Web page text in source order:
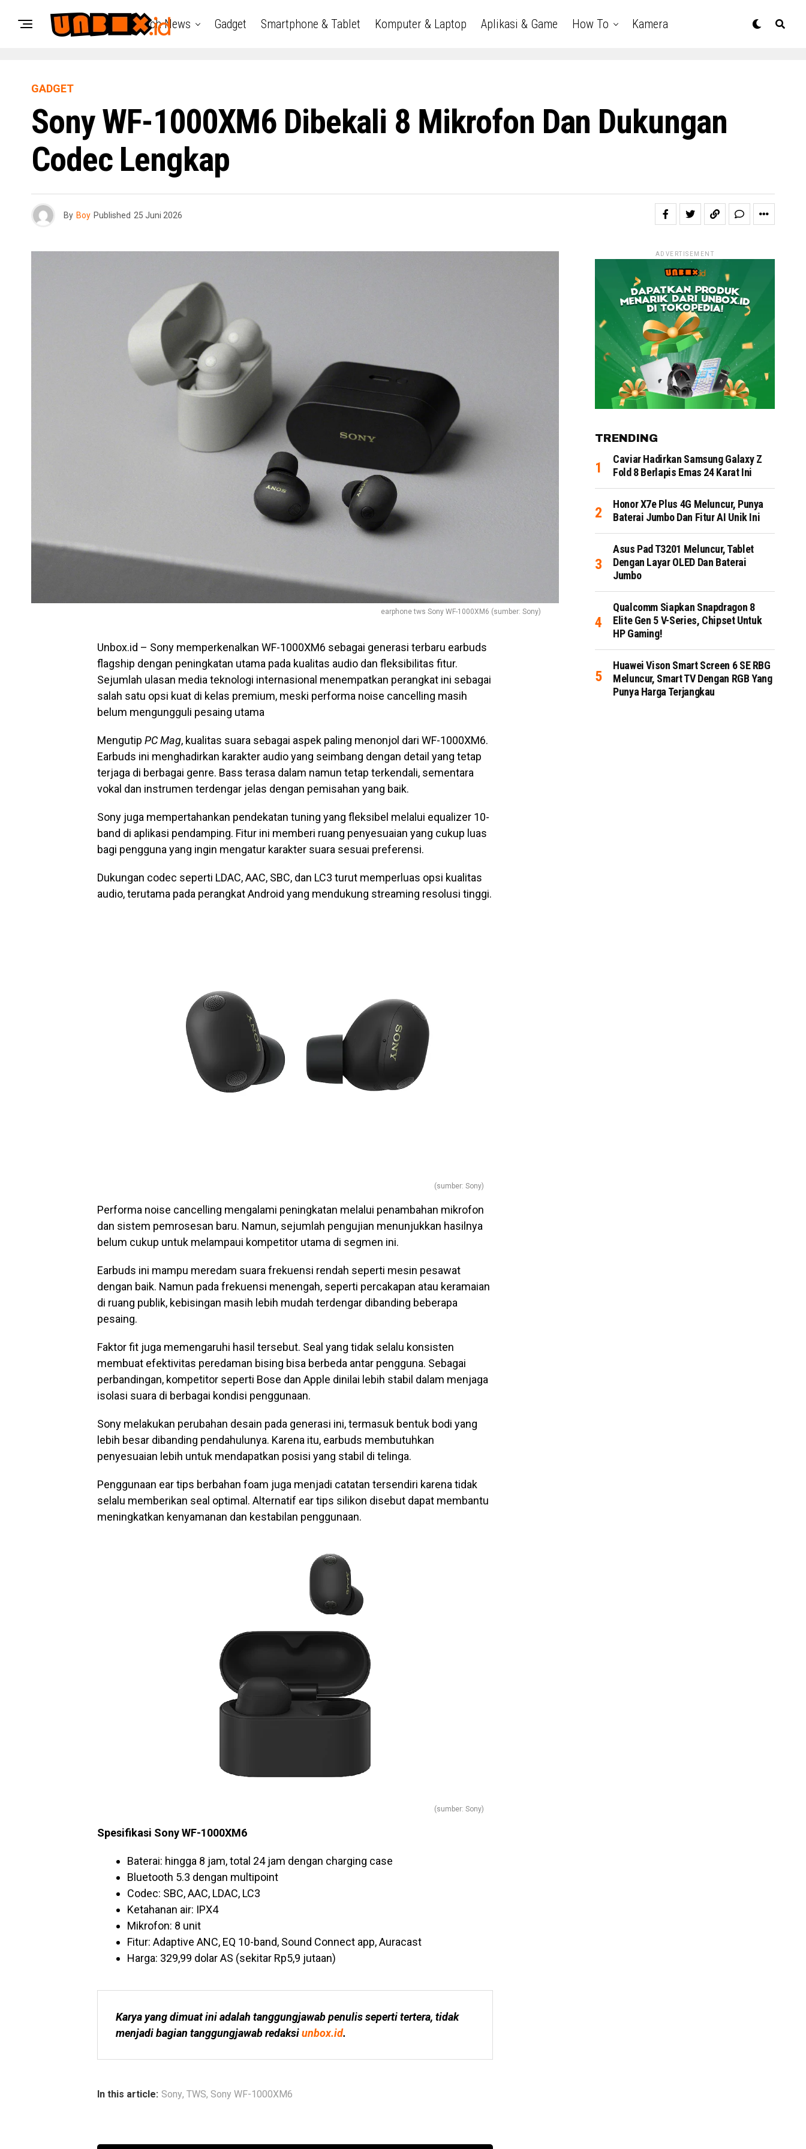
Tech News Gadget Smartphone & Tablet Komputer & Laptop Aplikasi & Game How To Kamera
GADGET
Sony WF-1000XM6 Dibekali 8 Mikrofon Dan Dukungan
Codec Lengkap
By Boy Published 25 Juni 2026
earphone tws Sony WF-1000XM6 (sumber: Sony)
Unbox.id – Sony memperkenalkan WF-1000XM6 sebagai generasi terbaru earbuds
flagship dengan peningkatan utama pada kualitas audio dan fleksibilitas fitur.
Sejumlah ulasan media teknologi internasional menempatkan perangkat ini sebagai
salah satu opsi kuat di kelas premium, meski performa noise cancelling masih
belum mengungguli pesaing utama
Mengutip PC Mag, kualitas suara sebagai aspek paling menonjol dari WF-1000XM6.
Earbuds ini menghadirkan karakter audio yang seimbang dengan detail yang tetap
terjaga di berbagai genre. Bass terasa dalam namun tetap terkendali, sementara
vokal dan instrumen terdengar jelas dengan pemisahan yang baik.
Sony juga mempertahankan pendekatan tuning yang fleksibel melalui equalizer 10-
band di aplikasi pendamping. Fitur ini memberi ruang penyesuaian yang cukup luas
bagi pengguna yang ingin mengatur karakter suara sesuai preferensi.
Dukungan codec seperti LDAC, AAC, SBC, dan LC3 turut memperluas opsi kualitas
audio, terutama pada perangkat Android yang mendukung streaming resolusi tinggi.
(sumber: Sony)
Performa noise cancelling mengalami peningkatan melalui penambahan mikrofon
dan sistem pemrosesan baru. Namun, sejumlah pengujian menunjukkan hasilnya
belum cukup untuk melampaui kompetitor utama di segmen ini.
Earbuds ini mampu meredam suara frekuensi rendah seperti mesin pesawat
dengan baik. Namun pada frekuensi menengah, seperti percakapan atau keramaian
di ruang publik, kebisingan masih lebih mudah terdengar dibanding beberapa
pesaing.
Faktor fit juga memengaruhi hasil tersebut. Seal yang tidak selalu konsisten
membuat efektivitas peredaman bising bisa berbeda antar pengguna. Sebagai
perbandingan, kompetitor seperti Bose dan Apple dinilai lebih stabil dalam menjaga
isolasi suara di berbagai kondisi penggunaan.
Sony melakukan perubahan desain pada generasi ini, termasuk bentuk bodi yang
lebih besar dibanding pendahulunya. Karena itu, earbuds membutuhkan
penyesuaian lebih untuk mendapatkan posisi yang stabil di telinga.
Penggunaan ear tips berbahan foam juga menjadi catatan tersendiri karena tidak
selalu memberikan seal optimal. Alternatif ear tips silikon disebut dapat membantu
meningkatkan kenyamanan dan kestabilan penggunaan.
(sumber: Sony)
Spesifikasi Sony WF-1000XM6
Baterai: hingga 8 jam, total 24 jam dengan charging case
Bluetooth 5.3 dengan multipoint
Codec: SBC, AAC, LDAC, LC3
Ketahanan air: IPX4
Mikrofon: 8 unit
Fitur: Adaptive ANC, EQ 10-band, Sound Connect app, Auracast
Harga: 329,99 dolar AS (sekitar Rp5,9 jutaan)
Karya yang dimuat ini adalah tanggungjawab penulis seperti tertera, tidak
menjadi bagian tanggungjawab redaksi unbox.id.
In this article: Sony, TWS, Sony WF-1000XM6
ADVERTISEMENT
TRENDING
Caviar Hadirkan Samsung Galaxy Z
Fold 8 Berlapis Emas 24 Karat Ini
Honor X7e Plus 4G Meluncur, Punya
Baterai Jumbo Dan Fitur AI Unik Ini
Asus Pad T3201 Meluncur, Tablet
Dengan Layar OLED Dan Baterai
Jumbo
Qualcomm Siapkan Snapdragon 8
Elite Gen 5 V-Series, Chipset Untuk
HP Gaming!
Huawei Vison Smart Screen 6 SE RBG
Meluncur, Smart TV Dengan RGB Yang
Punya Harga Terjangkau